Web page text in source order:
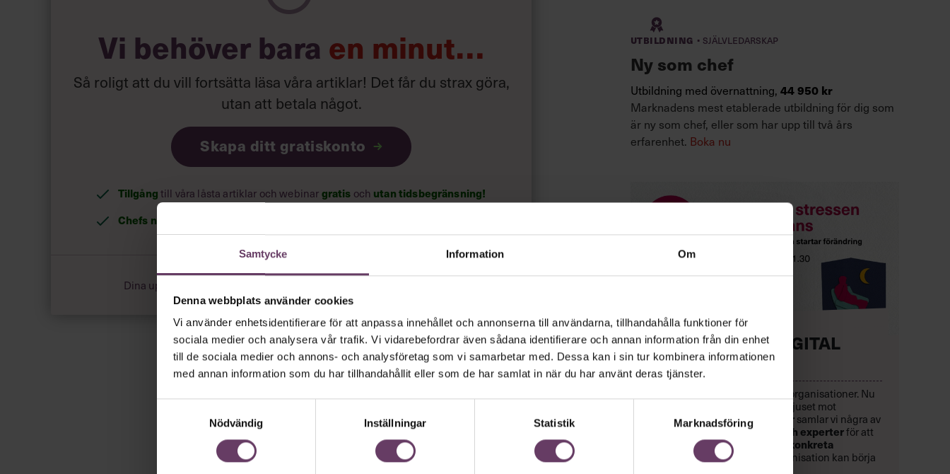
Samtycke Information Om
Denna webbplats använder cookies
Vi använder enhetsidentifierare för att anpassa innehållet och annonserna till användarna, tillhandahålla funktioner för
sociala medier och analysera vår trafik. Vi vidarebefordrar även sådana identifierare och annan information från din enhet
till de sociala medier och annons- och analysföretag som vi samarbetar med. Dessa kan i sin tur kombinera informationen
med annan information som du har tillhandahållit eller som de har samlat in när du har använt deras tjänster.
Nödvändig
Inställningar Statistik Marknadsföring
Vi behöver bara en minut…
Så roligt att du vill fortsätta läsa våra artiklar! Det får du strax göra,
utan att betala något.
Skapa ditt gratiskonto
Tillgång till våra låsta artiklar och webinar gratis och utan tidsbegränsning!
Chefs nyhetsbrev
Dina uppgifter delas aldrig med tredje part.
Utbildning · Självledarskap
Ny som chef
Utbildning med övernattning, 44 950 kr
Marknadens mest etablerade utbildning för dig som
är ny som chef, eller som har upp till två års
erfarenhet. Boka nu
KOSTNADSFRI DIGITAL
HALVDAG
Chefer går sönder i felbyggda organisationer. Nu
är det dags att rikta strålkastarljuset mot
lösningarna. Den9 september samlar vi några av
Sveriges främsta forskare och experterför att
handlingsplan med konkreta
lösningarsom du och din organisation kan börja